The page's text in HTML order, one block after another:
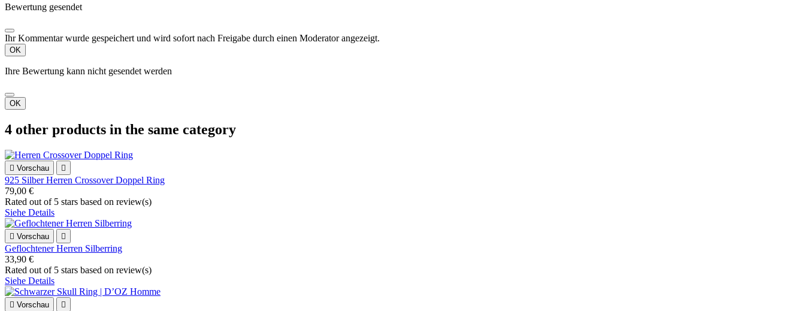
Bewertung gesendet
Ihr Kommentar wurde gespeichert und wird sofort nach Freigabe durch einen Moderator angezeigt.
OK
Ihre Bewertung kann nicht gesendet werden
OK
4 other products in the same category
 Vorschau 
925 Silber Herren Crossover Doppel Ring
79,00 €
Rated out of 5 stars based on review(s)
Siehe Details
 Vorschau 
Geflochtener Herren Silberring
33,90 €
Rated out of 5 stars based on review(s)
Siehe Details
 Vorschau 